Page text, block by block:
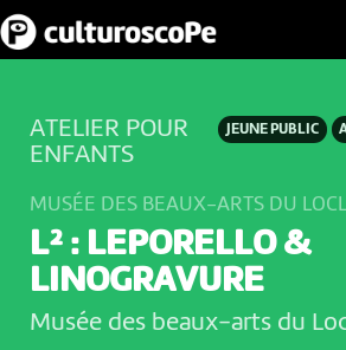
JEUNE PUBLIC
ATELIER POUR
ENFANTS
MUSÉE DES BEAUX-ARTS DU
L² : LEPORELLO &
LINOGRAVURE
Musée des beaux-arts du